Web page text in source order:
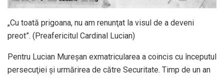
„Cu toată prigoana, nu am renunţat la visul de a deveni
preot”. (Preafericitul Cardinal Lucian)
Pentru Lucian Mureşan exmatricularea a coincis cu începutul
persecuţiei şi urmărirea de către Securitate. Timp de un an